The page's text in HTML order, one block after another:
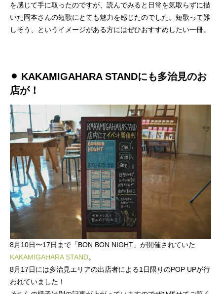
を感じて手に取ったのですが、読んでみると日常を気取らずに描
いた岡本さんの短歌にとても魅力を感じたのでした。短歌って難
しそう、というイメージがある方にはぜひおすすめしたい一冊。
⚫︎ KAKAMIGAHARA STANDにも多治見のお
店が！
8月10日〜17日まで「BON BON NIGHT」が開催されていた
KAKAMIGAHARA STAND。
8月17日には多治見エリアの出店者による1日限りのPOP UPが行
われていました！